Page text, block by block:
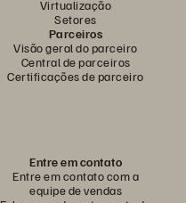
Virtualização
Setores
Parceiros
Visão geral do parceiro
Central de parceiros
Certificações de parceiro
Entre em contato
Entre em contato com a
equipe de vendas